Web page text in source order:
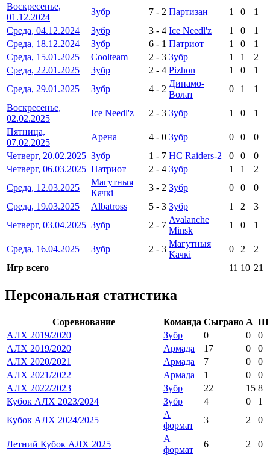
Воскресенье,
01.12.2024
Зубр 7 - 2 Партизан 1 0
1
Среда, 04.12.2024
Зубр 3 - 4 Ice Needl'z 1 0
1
Среда, 18.12.2024
Зубр 6 - 1 Патриот 1 0
1
Среда, 15.01.2025
Coolteam 2 - 3 Зубр 1 1
2
Среда, 22.01.2025
Зубр 2 - 4 Pizhon 1 0
1
Среда, 29.01.2025
Зубр 4 - 2
Динамо-
Волат
0 1
1
Воскресенье,
02.02.2025
Ice Needl'z 2 - 3 Зубр 1 0
1
Пятница,
07.02.2025
Арена 4 - 0 Зубр 0 0
0
Четверг, 20.02.2025 Зубр 1 - 7 HC Raiders-2 0 0
0
Четверг, 06.03.2025 Патриот 2 - 4 Зубр 1 1
2
Среда, 12.03.2025
Магутныя
Качкі
3 - 2 Зубр 0 0
0
Среда, 19.03.2025
Albatross 5 - 3 Зубр 1 2
3
Четверг, 03.04.2025 Зубр 2 - 7
Avalanche
Minsk
1 0 1
Среда, 16.04.2025 Зубр 2 - 3
Магутныя
Качкі
0 2
2
Игр всего
11 10 21
Персональная статистика
Соревнование Команда Сыграно А Ш
АЛХ 2019/2020
Зубр 0 0
0
АЛХ 2019/2020
Армада 17 0
0
АЛХ 2020/2021
Армада 7 0
0
АЛХ 2021/2022
Армада 1 0
0
АЛХ 2022/2023
Зубр 22 15 8
Кубок АЛХ 2023/2024
Зубр 4 0
1
Кубок АЛХ 2024/2025
А
формат
3 2 0
Летний Кубок АЛХ 2025
А
формат
6 2 0